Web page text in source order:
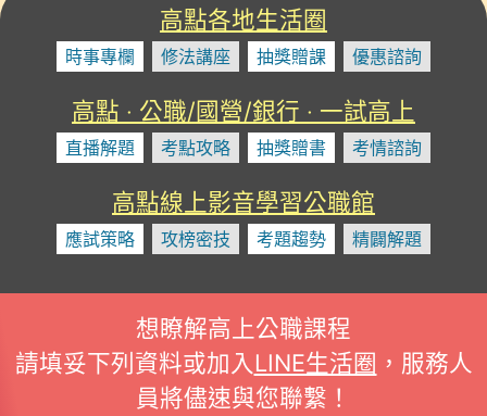
高點各地生活圈
時事專欄 修法講座 抽獎贈課 優惠諮詢
高點 ‧ 公職/國營/銀行 ‧ 一試高上
直播解題 考點攻略 抽獎贈書 考情諮詢
高點線上影音學習公職館
應試策略 攻榜密技 考題趨勢 精闢解題
想瞭解高上公職課程
請填妥下列資料或加入 LINE生活圈 ，服務人
員將儘速與您聯繫！